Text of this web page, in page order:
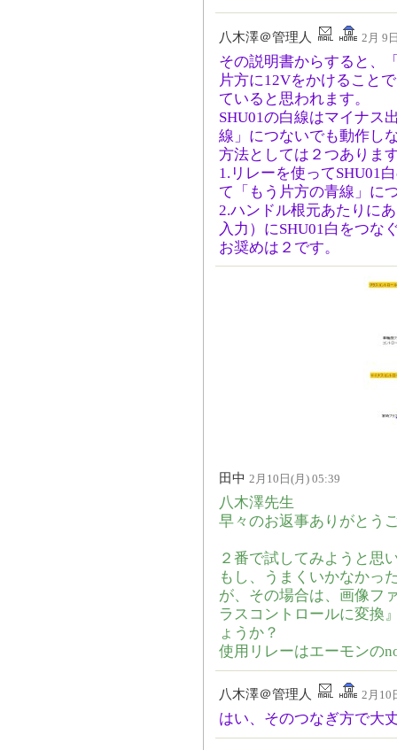
八木澤＠管理人 2月 9
その説明書からすると、
片方に12Vをかけること
ていると思われます。
SHU01の白線はマイナス
線」につないでも動作し
方法としては２つありま
1.リレーを使ってSHU01
て「もう片方の青線」に
2.ハンドル根元あたりに
入力）にSHU01白をつな
お奨めは２です。
田中 2月10日(月) 05:39
八木澤先生
早々のお返事ありがとう
２番で試してみようと思
もし、うまくいかなかっ
が、その場合は、画像フ
ラスコントロールに変換
ょうか？
使用リレーはエーモンの
八木澤＠管理人 2月10
はい、そのつなぎ方で大